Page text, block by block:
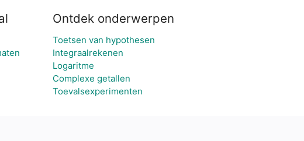
Ontdek onderwerpen
Toetsen van hypothesen
Integraalrekenen
Logaritme
Complexe getallen
Toevalsexperimenten